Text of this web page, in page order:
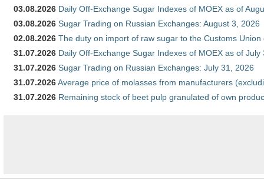
03.08.2026 Daily Off-Exchange Sugar Indexes of MOEX as of
03.08.2026 Sugar Trading on Russian Exchanges: August 3, 2026
02.08.2026 The duty on import of raw sugar to the Customs
31.07.2026 Daily Off-Exchange Sugar Indexes of MOEX as of July
31.07.2026 Sugar Trading on Russian Exchanges: July 31, 2026
31.07.2026Average price of molasses from manufacturers
31.07.2026 Remaining stock of beet pulp granulated of own